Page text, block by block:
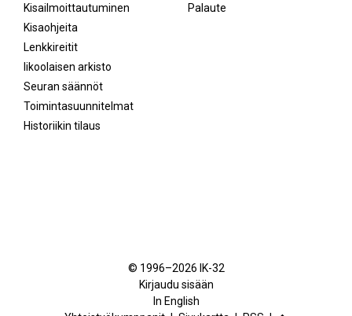
Kisailmoittautuminen
Kisaohjeita
Lenkkireitit
Iikoolaisen arkisto
Seuran säännöt
Toimintasuunnitelmat
Historiikin tilaus
Palaute
FacebookInstagram
© 1996–2026 IK-32
Kirjaudu sisään
In English